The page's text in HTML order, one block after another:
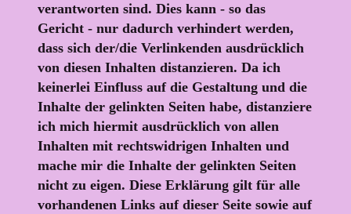
verantworten sind. Dies kann - so das
Gericht - nur dadurch verhindert werden,
dass sich der/die Verlinkenden ausdrücklich
von diesen Inhalten distanzieren. Da ich
keinerlei Einfluss auf die Gestaltung und die
Inhalte der gelinkten Seiten habe, distanziere
ich mich hiermit ausdrücklich von allen
Inhalten mit rechtswidrigen Inhalten und
mache mir die Inhalte der gelinkten Seiten
nicht zu eigen. Diese Erklärung gilt für alle
vorhandenen Links auf dieser Seite sowie auf